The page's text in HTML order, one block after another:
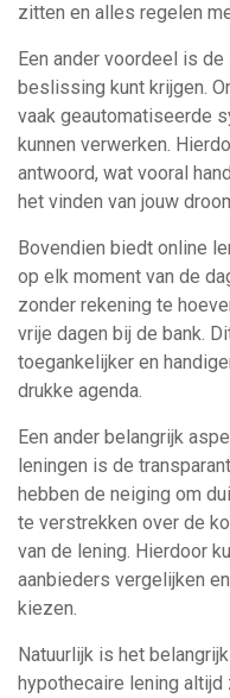
zitten en alles regelen
Een ander voordeel is
beslissing kunt krijgen.
vaak geautomatiseerde
kunnen verwerken.
antwoord, wat vooral
het vinden van jouw
Bovendien biedt online
op elk moment van de
zonder rekening te
vrije dagen bij de bank.
toegankelijker en
drukke agenda.
Een ander belangrijk
leningen is de
hebben de neiging om
te verstrekken over de
van de lening. Hierdoor
aanbieders vergelijken
kiezen.
Natuurlijk is het
hypothecaire lening